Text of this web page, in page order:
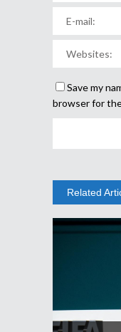
Save my
browser for
Related